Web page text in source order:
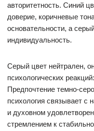
авторитетность. Синий
доверие, коричневые
основательности, а
индивидуальность.
Серый цвет нейтрален,
психологических
Предпочтение темно-
психология связывает с
и духовном
стремлением к